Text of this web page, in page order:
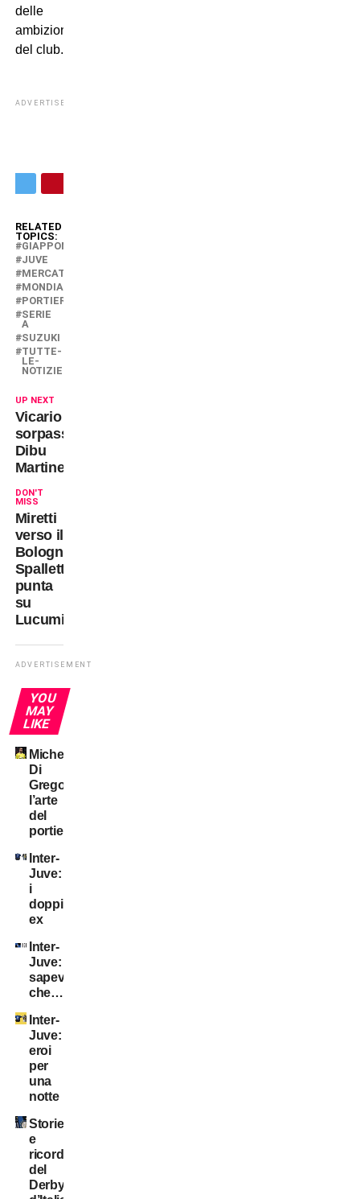
delle
ambizioni
del club.
ADVERTISEMENT
RELATED
TOPICS:
GIAPPONE
JUVE
MERCATO
MONDIALE
PORTIERE
SERIE
A
SUZUKI
TUTTE-
LE-
NOTIZIE
UP NEXT
Vicario
sorpassa
Dibu
Martinez
DON'T
MISS
Miretti
verso il
Bologna,
Spalletti
punta
su
Lucumi
ADVERTISEMENT
YOU
MAY
LIKE
Michele
Di
Gregorio:
l’arte
del
portiere!
Inter-
Juve:
i
doppi
ex
Inter-
Juve:
sapevate
che…?
Inter-
Juve:
eroi
per
una
notte
Storie
e
ricordi
del
Derby